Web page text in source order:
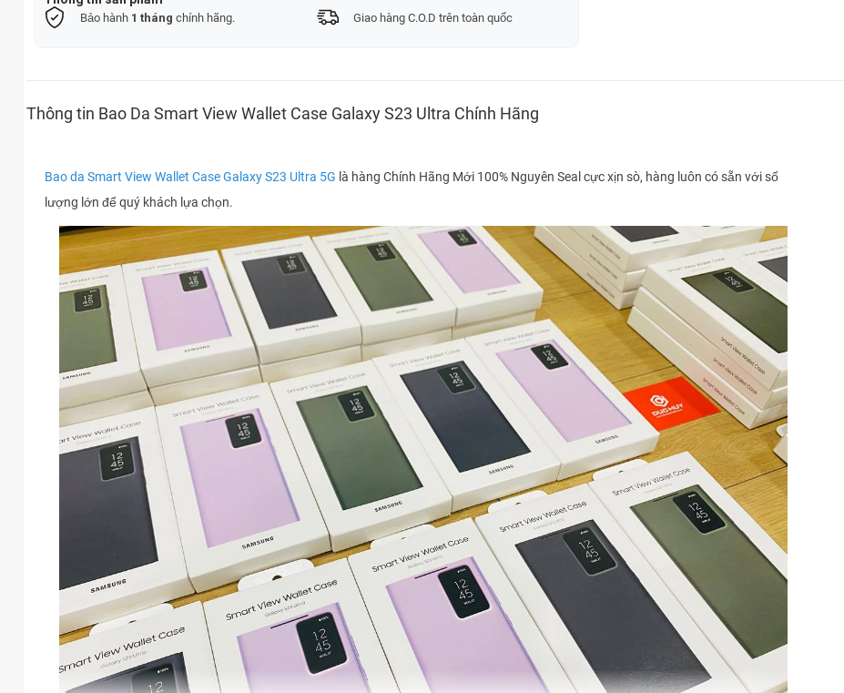
Bảo hành1 tháng chính hãng. Giao hàng C.O.D trên toàn quốc
Thông tin Bao Da Smart View Wallet Case Galaxy S23 Ultra Chính Hãng
Bao da Smart View Wallet Case Galaxy S23 Ultra 5G là hàng Chính Hãng Mới 100% Nguyên Seal cực xịn sò, hàng luôn có sẵn với số
lượng lớn để quý khách lựa chọn.